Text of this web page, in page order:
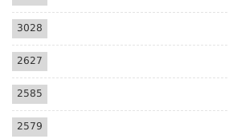
3028
2627
2585
2579